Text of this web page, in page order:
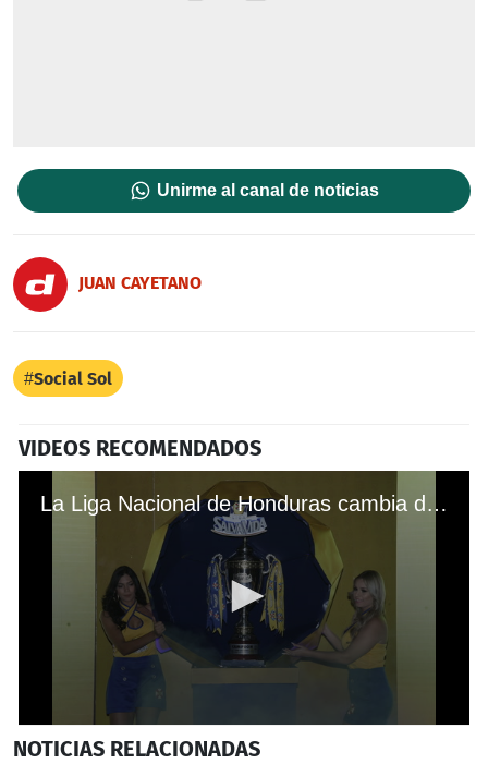
Unirme al canal de noticias
JUAN CAYETANO
Social Sol
VIDEOS RECOMENDADOS
La Liga Nacional de Honduras cambia de nombre
seconds
NOTICIAS RELACIONADAS